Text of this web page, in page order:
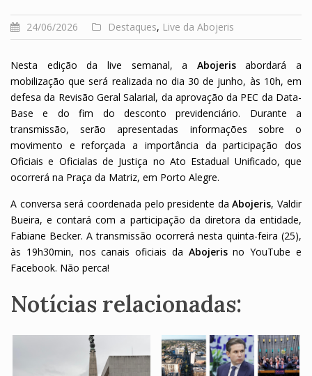
24/06/2026 Destaques, Live da Abojeris
Nesta edição da live semanal, a Abojerisabordará a
mobilização que será realizada no dia 30 de junho, às 10h, em
defesa da Revisão Geral Salarial, da aprovação da PEC da Data-
Base e do fim do desconto previdenciário. Durante a
transmissão, serão apresentadas informações sobre o
movimento e reforçada a importância da participação dos
Oficiais e Oficialas de Justiça no Ato Estadual Unificado, que
ocorrerá na Praça da Matriz, em Porto Alegre.
A conversa será coordenada pelo presidente daAbojeris, Valdir
Bueira, e contará com a participação da diretora da entidade,
Fabiane Becker. A transmissão ocorrerá nesta quinta-feira (25),
às 19h30min, nos canais oficiais da Abojerisno YouTube e
Facebook. Não perca!
Notícias relacionadas: